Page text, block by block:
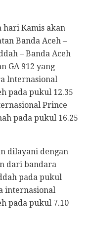
hari Kamis akan
Banda Aceh –
– Banda Aceh
GA 912 yang
lnternasional
pada pukul 12.35
Prince
pada pukul 16.25
dilayani dengan
dari bandara
pada pukul
internasional
pada pukul 7.10